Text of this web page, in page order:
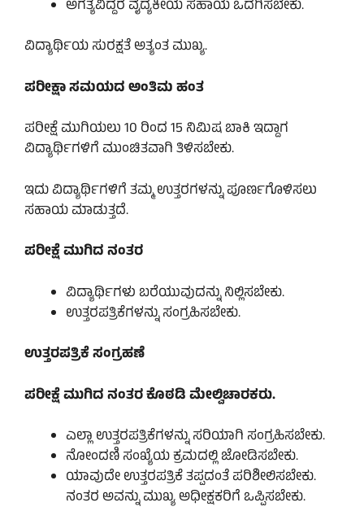
ಅಗತ್ಯವಿದ್ದರೆ ವೈದ್ಯಕೀಯ ಸಹಾಯ ಒದಗಿಸಬೇಕು.
ವಿದ್ಯಾರ್ಥಿಯ ಸುರಕ್ಷತೆ ಅತ್ಯಂತ ಮುಖ್ಯ.
ಪರೀಕ್ಷಾ ಸಮಯದ ಅಂತಿಮ ಹಂತ
ಪರೀಕ್ಷೆ ಮುಗಿಯಲು 10 ರಿಂದ 15 ನಿಮಿಷ ಬಾಕಿ ಇದ್ದಾಗ
ವಿದ್ಯಾರ್ಥಿಗಳಿಗೆ ಮುಂಚಿತವಾಗಿ ತಿಳಿಸಬೇಕು.
ಇದು ವಿದ್ಯಾರ್ಥಿಗಳಿಗೆ ತಮ್ಮ ಉತ್ತರಗಳನ್ನು ಪೂರ್ಣಗೊಳಿಸಲು
ಸಹಾಯ ಮಾಡುತ್ತದೆ.
ಪರೀಕ್ಷೆ ಮುಗಿದ ನಂತರ
ವಿದ್ಯಾರ್ಥಿಗಳು ಬರೆಯುವುದನ್ನು ನಿಲ್ಲಿಸಬೇಕು.
ಉತ್ತರಪತ್ರಿಕೆಗಳನ್ನು ಸಂಗ್ರಹಿಸಬೇಕು.
ಉತ್ತರಪತ್ರಿಕೆ ಸಂಗ್ರಹಣೆ
ಪರೀಕ್ಷೆ ಮುಗಿದ ನಂತರ ಕೊಠಡಿ ಮೇಲ್ವಿಚಾರಕರು.
ಎಲ್ಲಾ ಉತ್ತರಪತ್ರಿಕೆಗಳನ್ನು ಸರಿಯಾಗಿ ಸಂಗ್ರಹಿಸಬೇಕು.
ನೋಂದಣಿ ಸಂಖ್ಯೆಯ ಕ್ರಮದಲ್ಲಿ ಜೋಡಿಸಬೇಕು.
ಯಾವುದೇ ಉತ್ತರಪತ್ರಿಕೆ ತಪ್ಪದಂತೆ ಪರಿಶೀಲಿಸಬೇಕು.
ನಂತರ ಅವನ್ನು ಮುಖ್ಯ ಅಧೀಕ್ಷಕರಿಗೆ ಒಪ್ಪಿಸಬೇಕು.